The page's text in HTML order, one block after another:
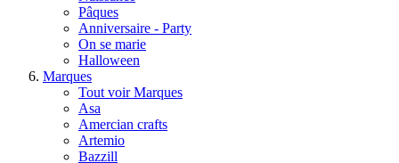
Pâques
Anniversaire - Party
On se marie
Halloween
Marques
Tout voir Marques
Asa
Amercian crafts
Artemio
Bazzill